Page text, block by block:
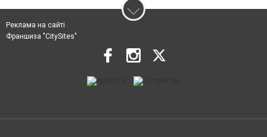
Реклама на сайті
Франшиза "CitySites"